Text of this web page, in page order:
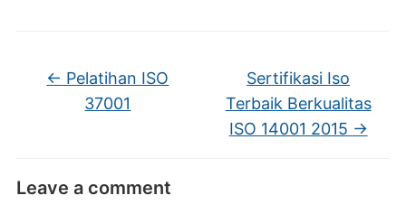
← Pelatihan ISO
37001
Sertifikasi Iso
Terbaik Berkualitas
ISO 14001 2015 →
Leave a comment